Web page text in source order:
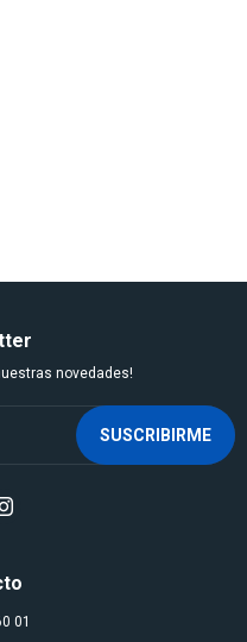
01
novedades!
SUSCRIBIRME